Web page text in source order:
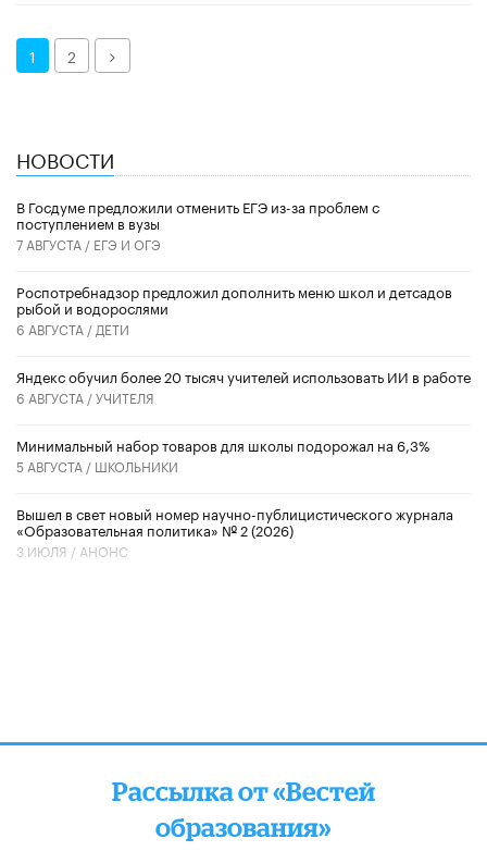
1 2 Далее
НОВОСТИ
В Госдуме предложили отменить ЕГЭ из-за проблем с
поступлением в вузы
7 АВГУСТА / ЕГЭ И ОГЭ
Роспотребнадзор предложил дополнить меню школ и детсадов
рыбой и водорослями
6 АВГУСТА / ДЕТИ
​Яндекс обучил более 20 тысяч учителей использовать ИИ в работе
6 АВГУСТА /УЧИТЕЛЯ
Минимальный набор товаров для школы подорожал на 6,3%
5 АВГУСТА / ШКОЛЬНИКИ
Вышел в свет новый номер научно-публицистического журнала
«Образовательная политика» № 2 (2026)
3 ИЮЛЯ / АНОНС
Рассылка от «Вестей
образования»